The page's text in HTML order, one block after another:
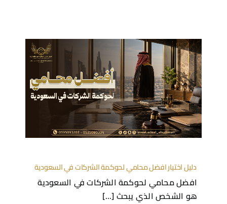
دليل اختيار افضل محامي لحوكمة الشركات في السعودية
افضل محامي لحوكمة الشركات في السعودية
هو الشخص الذي يبحث [...]